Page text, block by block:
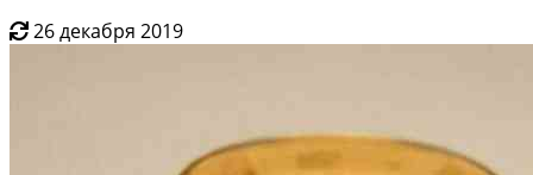
26 декабря 2019